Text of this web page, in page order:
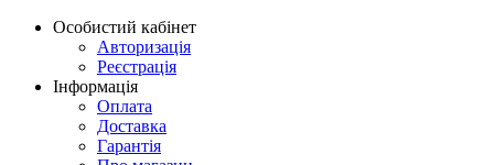
Особистий кабінет
Авторизація
Реєстрація
Інформація
Оплата
Доставка
Гарантія